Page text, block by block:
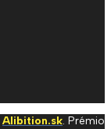
Alibition.sk.